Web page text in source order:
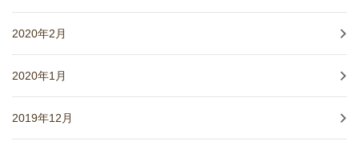
2020年2月
2020年1月
2019年12月